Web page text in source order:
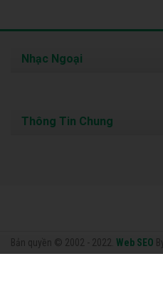
Bản quyền © 2002 - 2022. Web SEO
Nhạc Ngoại
Thông Tin Chung